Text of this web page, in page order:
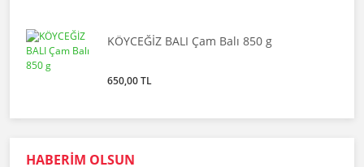
KÖYCEĞİZ BALI Çam Balı 850 g
650,00 TL
HABERİM OLSUN